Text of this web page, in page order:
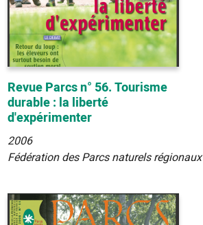
Revue Parcs n° 56. Tourisme
durable : la liberté
d'expérimenter
2006
Fédération des Parcs naturels régionaux